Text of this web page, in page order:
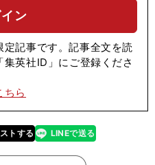
ン
記事です。記事全文を読
英社ID」にご登録くださ
ちら
トする
line LINEで送る